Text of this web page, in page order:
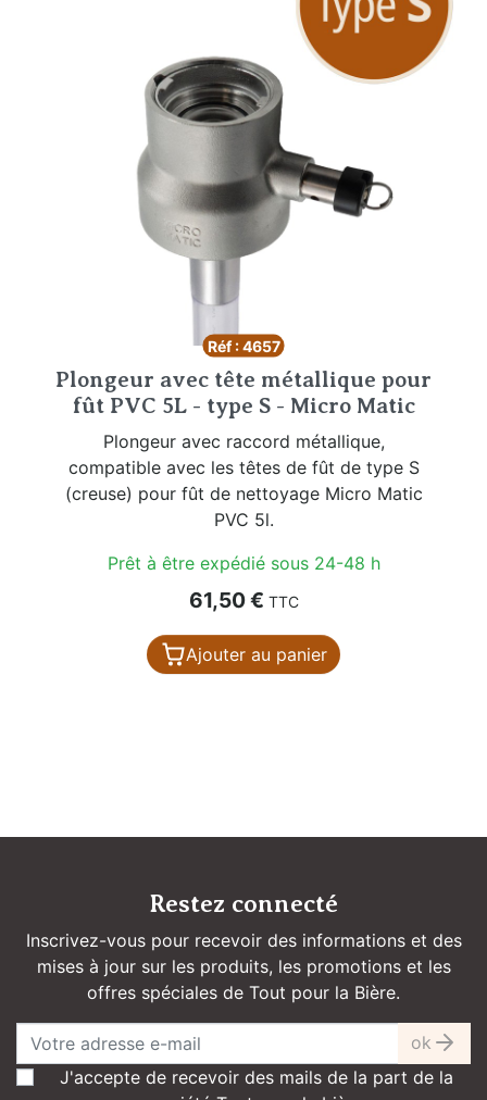
Réf : 4657
Plongeur avec tête métallique pour
fût PVC 5L - type S - Micro Matic
Plongeur avec raccord métallique,
compatible avec les têtes de fût de type S
(creuse) pour fût de nettoyage Micro Matic
PVC 5l.
Prêt à être expédié sous 24-48 h
Prix
61,50 € TTC
Ajouter au panier
Restez connecté
Inscrivez-vous pour recevoir des informations et des
mises à jour sur les produits, les promotions et les
offres spéciales de Tout pour la Bière.
ok
J'accepte de recevoir des mails de la part de la